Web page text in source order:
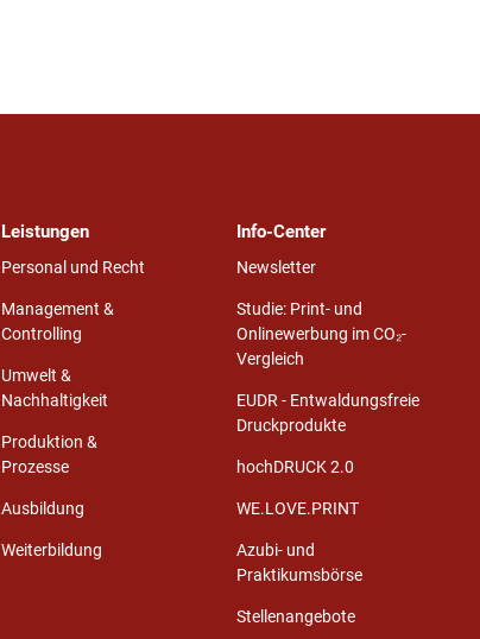
Leistungen
Personal und Recht
Management &
Controlling
Umwelt &
Nachhaltigkeit
Produktion &
Prozesse
Ausbildung
Weiterbildung
Info-Center
Newsletter
Studie: Print- und
Onlinewerbung im CO₂-
Vergleich
EUDR - Entwaldungsfreie
Druckprodukte
hochDRUCK 2.0
WE.LOVE.PRINT
Azubi- und
Praktikumsbörse
Stellenangebote